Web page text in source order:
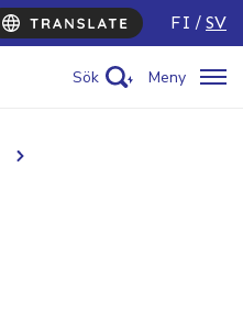
FI SV
Sök Meny